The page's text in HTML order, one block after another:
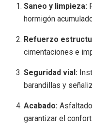
Saneo y limpieza:
hormigón
Refuerzo
cimentaciones e
Seguridad vial:
barandillas y
Acabado:
garantizar el